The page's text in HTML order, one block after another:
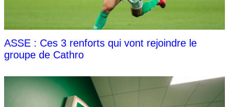
ASSE : Ces 3 renforts qui vont rejoindre le
groupe de Cathro